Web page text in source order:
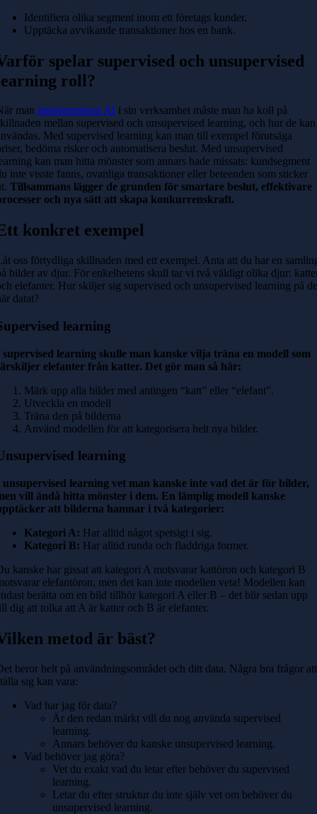
Identifiera olika segment inom ett företags kunder.
Upptäcka avvikande transaktioner hos en bank.
spelar supervised och unsupervised
roll?
manimplementerar AI i sin verksamhet måste man ha koll på
mellan supervised och unsupervised learning, och hur de kan
Med supervised learning kan man till exempel förutsäga
bedöma risker och automatisera beslut. Med unsupervised
kan man hitta mönster som annars hade missats: kundsegment
inte visste fanns, ovanliga transaktioner eller beteenden som sticker
Tillsammans lägger de grunden för smartare beslut, effektivare
och nya sätt att skapa konkurrenskraft.
konkret exempel
oss förtydliga skillnaden med ett exempel. Anta att du har en
bilder av djur. För enkelhetens skull tar vi två väldigt olika djur:
elefanter. Hur skiljer sig supervised och unsupervised learning på
datat?
learning
supervised learning skulle man kanske vilja träna en modell som
elefanter från katter. Det gör man så här:
Märk upp alla bilder med antingen “katt” eller “elefant”.
Utveckla en modell
Träna den på bilderna
Använd modellen för att kategorisera helt nya bilder.
learning
unsupervised learning vet man kanske inte vad det är för bilder,
vill ändå hitta mönster i dem. En lämplig modell kanske
att bilderna hamnar i två kategorier:
Kategori A: Har alltid något spetsigt i sig.
Kategori B: Har alltid runda och fladdriga former.
kanske har gissat att kategori A motsvarar kattöron och kategori B
elefantöron, men det kan inte modellen veta! Modellen kan
berätta om en bild tillhör kategori A eller B – det blir sedan upp
dig att tolka att A är katter och B är elefanter.
metod är bäst?
beror helt på användningsområdet och ditt data. Några bra frågor att
sig kan vara:
Vad har jag för data?
Är den redan märkt vill du nog använda supervised
learning.
Annars behöver du kanske unsupervised learning.
Vad behöver jag göra?
Vet du exakt vad du letar efter behöver du supervised
learning.
Letar du efter struktur du inte själv vet om behöver du
unsupervised learning.